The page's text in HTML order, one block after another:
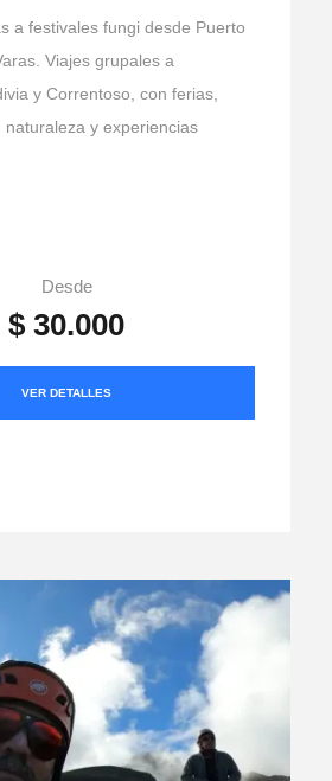
a festivales fungi desde Puerto
Viajes grupales a
y Correntoso, con ferias,
naturaleza y experiencias
Desde
$ 30.000
VER DETALLES